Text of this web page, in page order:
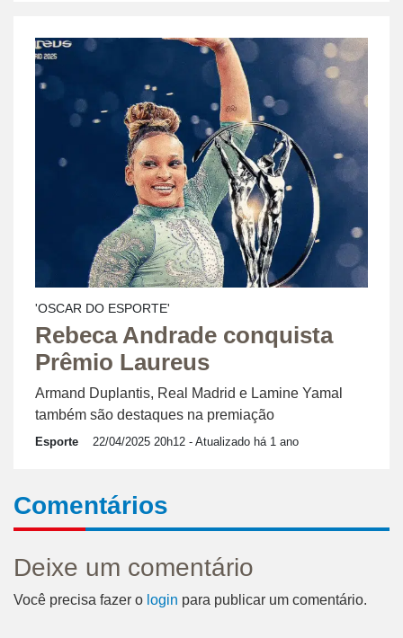
'OSCAR DO ESPORTE'
Rebeca Andrade conquista
Prêmio Laureus
Armand Duplantis, Real Madrid e Lamine Yamal
também são destaques na premiação
Esporte 22/04/2025 20h12 - Atualizado há 1 ano
Comentários
Deixe um comentário
Você precisa fazer o login para publicar um comentário.